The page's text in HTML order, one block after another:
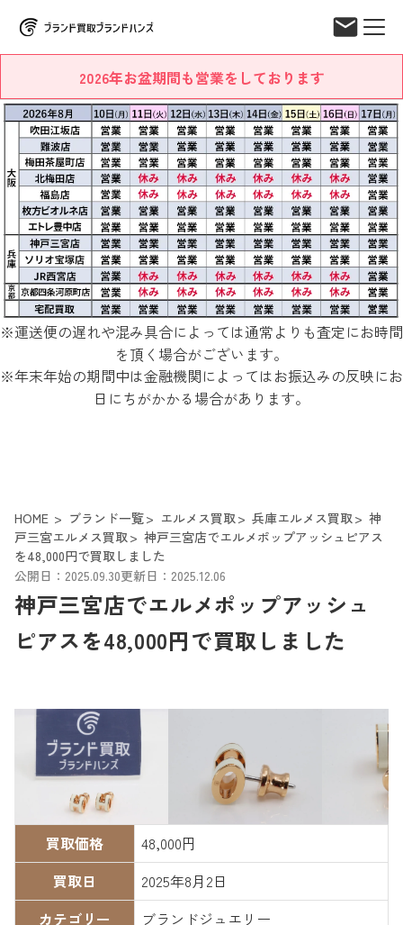
2026年お盆期間も営業をしております
※運送便の遅れや混み具合によっては通常よりも査定にお時間
を頂く場合がございます。
※年末年始の期間中は金融機関によってはお振込みの反映にお
日にちがかかる場合があります。
HOME ブランド一覧 エルメス買取 兵庫エルメス買取
神
戸三宮エルメス買取
神戸三宮店でエルメポップアッシュピアス
を48,000円で買取しました
公開日：2025.09.30更新日：2025.12.06
神戸三宮店でエルメポップアッシュ
ピアスを48,000円で買取しました
買取価格
48,000円
買取日
2025年8月2日
カテゴリー
ブランドジュエリー